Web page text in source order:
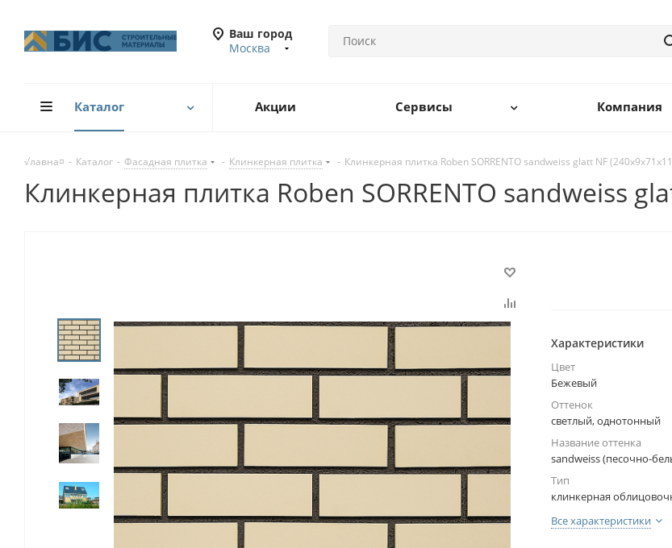
Ваш город
Москва
Каталог Акции Сервисы Компания
√лавна¤ - Каталог - Фасадная плитка - Клинкерная плитка - Клинкерная плитка Roben SORRENTO sandweiss glatt NF
Клинкерная плитка Roben SORRENTO sandweiss
Характеристики
Цвет
Бежевый
Оттенок
светлый, однотонный
Название оттенка
sandweiss (песочно-
Тип
клинкерная
Все характеристики